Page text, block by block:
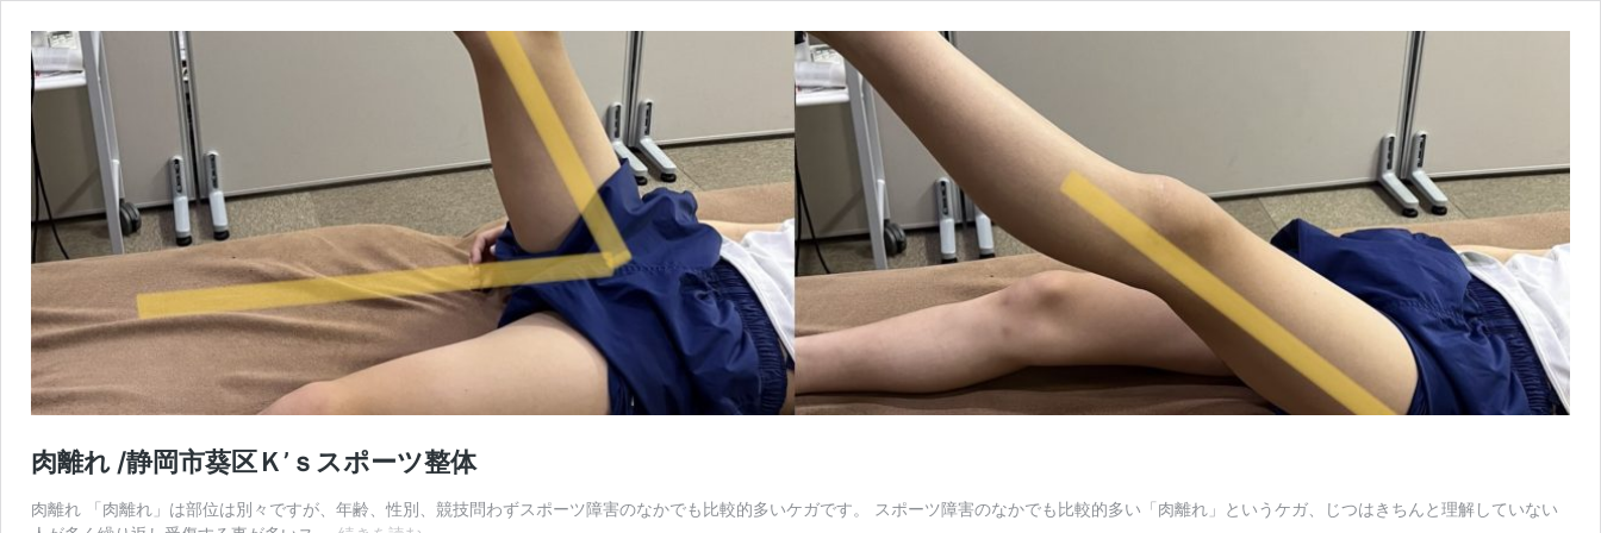
肉離れ /静岡市葵区Ｋ’ｓスポーツ整体
肉離れ 「肉離れ」は部位は別々ですが、年齢、性別、競技問わずスポーツ障害のなかでも比較的多いケガです。 スポーツ障害のなかでも比較的多い「肉離れ」というケガ、じつはきちんと理解していない